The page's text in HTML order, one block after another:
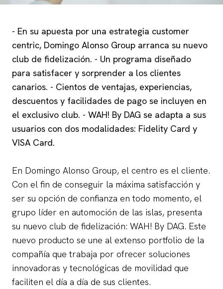
- En su apuesta por una estrategia customer
centric, Domingo Alonso Group arranca su nuevo
club de fidelización. - Un programa diseñado
para satisfacer y sorprender a los clientes
canarios. - Cientos de ventajas, experiencias,
descuentos y facilidades de pago se incluyen en
el exclusivo club. - WAH! By DAG se adapta a sus
usuarios con dos modalidades: Fidelity Card y
VISA Card.
En Domingo Alonso Group, el centro es el cliente.
Con el fin de conseguir la máxima satisfacción y
ser su opción de confianza en todo momento, el
grupo líder en automoción de las islas, presenta
su nuevo club de fidelización: WAH! By DAG. Este
nuevo producto se une al extenso portfolio de la
compañía que trabaja por ofrecer soluciones
innovadoras y tecnológicas de movilidad que
faciliten el día a día de sus clientes.